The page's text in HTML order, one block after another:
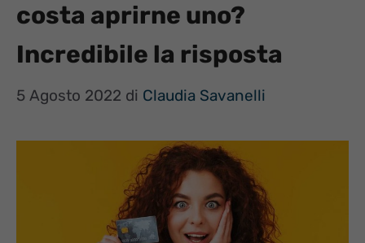
costa aprirne uno?
Incredibile la risposta
5 Agosto 2022 di Claudia Savanelli